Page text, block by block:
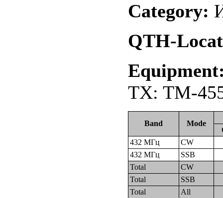
Category:
QTH-
TX: TM-
Band Mode
432 МГц
CW
432 МГц
SSB
Total
CW
Total
SSB
Total
All